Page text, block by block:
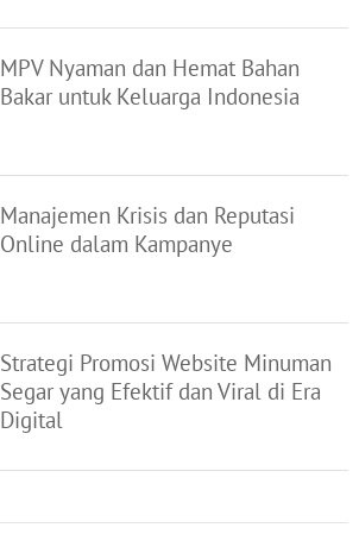
MPV Nyaman dan Hemat Bahan
Bakar untuk Keluarga Indonesia
Manajemen Krisis dan Reputasi
Online dalam Kampanye
Strategi Promosi Website Minuman
Segar yang Efektif dan Viral di Era
Digital